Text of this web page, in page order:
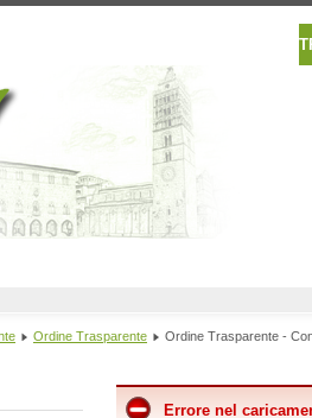
Ordine Trasparente Ordine Trasparente -
Errore nel